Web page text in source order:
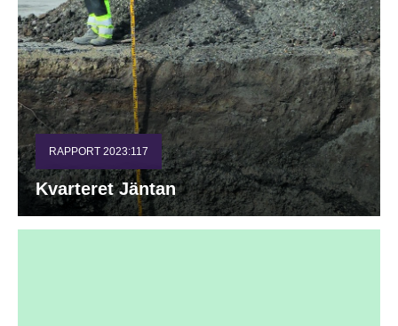
RAPPORT 2023:117
Kvarteret Jäntan